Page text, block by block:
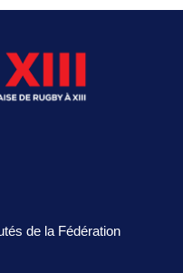
de la Fédération